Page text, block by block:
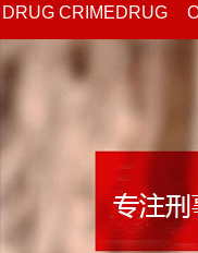
DRUG CRIMEDRUG